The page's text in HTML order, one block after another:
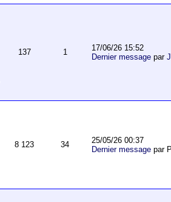
137 1
17/06/26 15:52
Dernier messagepar
8 123 34
25/05/26 00:37
Dernier messagepar